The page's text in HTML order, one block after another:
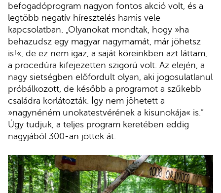
befogadóprogram nagyon fontos akció volt, és a
legtöbb negatív híresztelés hamis vele
kapcsolatban. „Olyanokat mondtak, hogy »ha
behazudsz egy magyar nagymamát, már jöhetsz
is!«, de ez nem igaz, a saját köreinkben azt láttam,
a procedúra kifejezetten szigorú volt. Az elején, a
nagy sietségben előfordult olyan, aki jogosulatlanul
próbálkozott, de később a programot a szűkebb
családra korlátozták. Így nem jöhetett a
»nagynéném unokatestvérének a kisunokája« is.”
Úgy tudjuk, a teljes program keretében eddig
nagyjából 300-an jöttek át.